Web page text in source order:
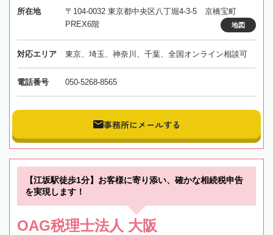
所在地
〒104-0032 東京都中央区八丁堀4-3-5 京橋宝町
PREX6階
地図
対応エリア 東京、埼玉、神奈川、千葉、全国オンライン相談可
電話番号 050-5268-8565
事務所にメールする
【江坂駅徒歩1分】お客様に寄り添い、確かな相続税申告
を実現します！
OAG税理士法人 大阪